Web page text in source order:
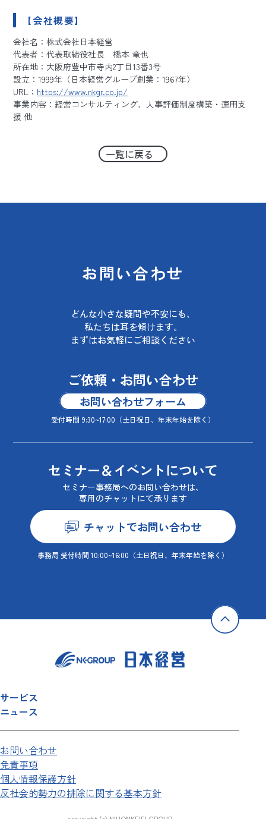
【会社概要】
会社名：株式会社日本経営
代表者：代表取締役社長 橋本 竜也
所在地：大阪府豊中市寺内2丁目13番3号
設立：1999年（日本経営グループ創業：1967年）
URL： https://www.nkgr.co.jp/
事業内容：経営コンサルティング、人事評価制度構築・運用支
援 他
一覧に戻る
お問い合わせ
どんな小さな疑問や不安にも、
私たちは耳を傾けます。
まずはお気軽にご相談ください
ご依頼・お問い合わせ
お問い合わせフォーム
受付時間 9:30~17:00 （土日祝日、年末年始を除く）
セミナー＆イベントについて
セミナー事務局へのお問い合わせは、
専用のチャットにて承ります
チャットでお問い合わせ
事務局 受付時間 10:00~16:00 （土日祝日、年末年始を除く）
サービス
ニュース
お問い合わせ
免責事項
個人情報保護方針
反社会的勢力の排除に関する基本方針